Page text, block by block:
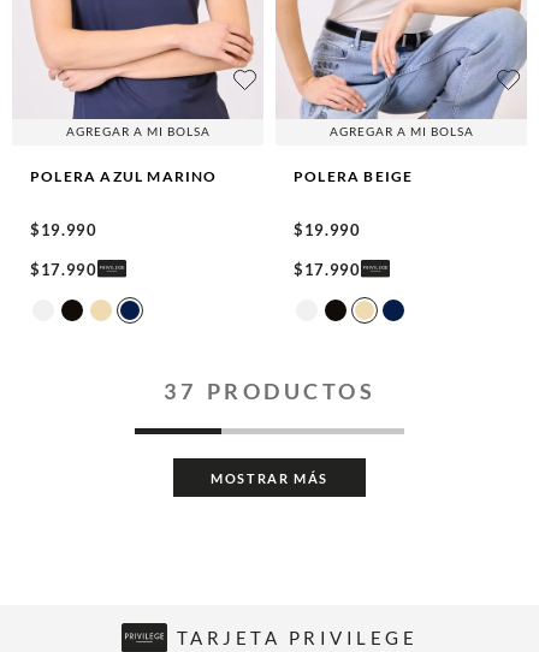
AGREGAR A MI BOLSA
POLERA AZUL MARINO
$19.990
$17.990
AGREGAR A MI BOLSA
POLERA BEIGE
$19.990
$17.990
37 PRODUCTOS
MOSTRAR MÁS
TARJETA PRIVILEGE